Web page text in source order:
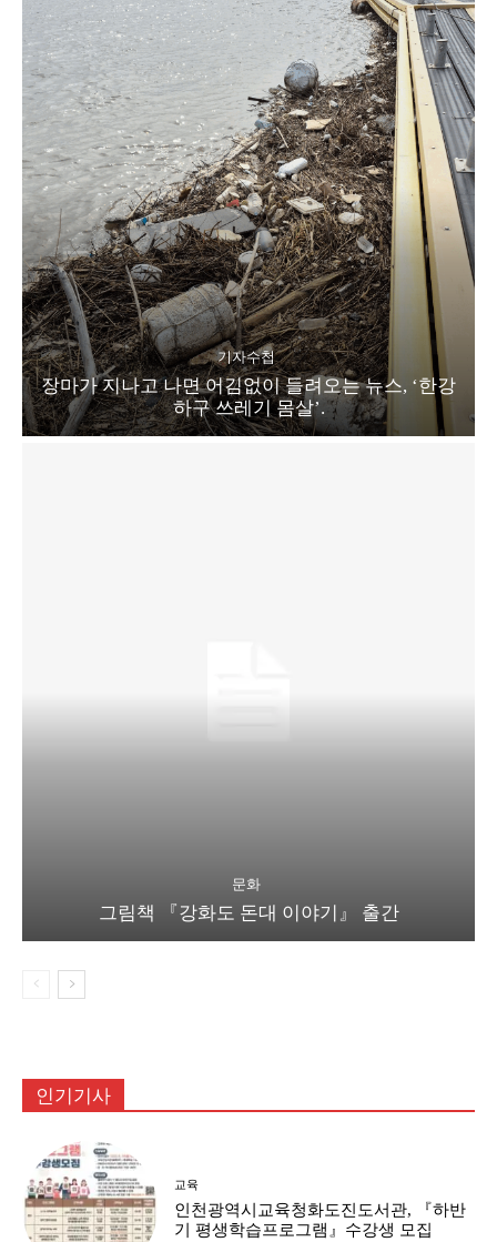
기자수첩
장마가 지나고 나면 어김없이 들려오는 뉴스, ‘한강
하구 쓰레기 몸살’.
문화
그림책 『강화도 돈대 이야기』 출간
인기기사
교육
인천광역시교육청화도진도서관, 『하반
기 평생학습프로그램』수강생 모집